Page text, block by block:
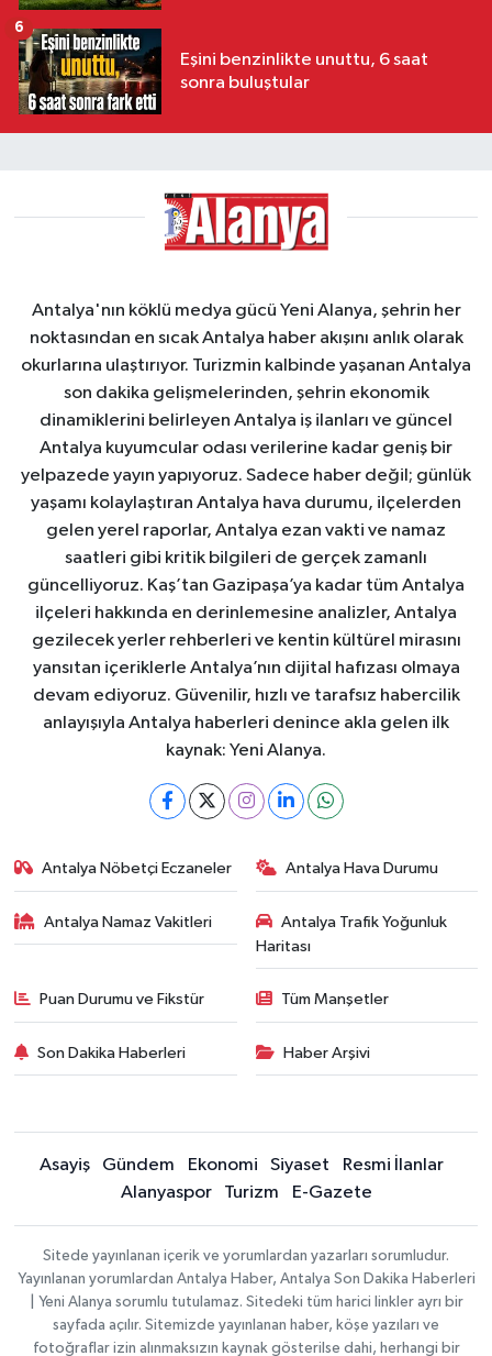
Eşini benzinlikte unuttu, 6 saat
sonra buluştular
6
Antalya'nın köklü medya gücü Yeni Alanya, şehrin her
noktasından en sıcak Antalya haber akışını anlık olarak
okurlarına ulaştırıyor. Turizmin kalbinde yaşanan Antalya
son dakika gelişmelerinden, şehrin ekonomik
dinamiklerini belirleyen Antalya iş ilanları ve güncel
Antalya kuyumcular odası verilerine kadar geniş bir
yelpazede yayın yapıyoruz. Sadece haber değil; günlük
yaşamı kolaylaştıran Antalya hava durumu, ilçelerden
gelen yerel raporlar, Antalya ezan vakti ve namaz
saatleri gibi kritik bilgileri de gerçek zamanlı
güncelliyoruz. Kaş’tan Gazipaşa’ya kadar tüm Antalya
ilçeleri hakkında en derinlemesine analizler, Antalya
gezilecek yerler rehberleri ve kentin kültürel mirasını
yansıtan içeriklerle Antalya’nın dijital hafızası olmaya
devam ediyoruz. Güvenilir, hızlı ve tarafsız habercilik
anlayışıyla Antalya haberleri denince akla gelen ilk
kaynak: Yeni Alanya.
Antalya Nöbetçi Eczaneler Antalya Hava Durumu
Antalya Namaz Vakitleri
Antalya Trafik Yoğunluk
Haritası
Puan Durumu ve Fikstür Tüm Manşetler
Son Dakika Haberleri Haber Arşivi
Asayiş Gündem Ekonomi Siyaset
Resmi İlanlar
Alanyaspor
Turizm E-Gazete
Sitede yayınlanan içerik ve yorumlardan yazarları sorumludur.
Yayınlanan yorumlardan Antalya Haber, Antalya Son Dakika Haberleri
| Yeni Alanya sorumlu tutulamaz. Sitedeki tüm harici linkler ayrı bir
sayfada açılır. Sitemizde yayınlanan haber, köşe yazıları ve
fotoğraflar izin alınmaksızın kaynak gösterilse dahi, herhangi bir